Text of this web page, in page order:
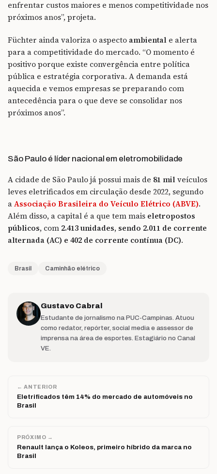
enfrentar custos maiores e menos competitividade nos
próximos anos”, projeta.
Füchter ainda valoriza o aspecto ambiental e alerta
para a competitividade do mercado. “O momento é
positivo porque existe convergência entre política
pública e estratégia corporativa. A demanda está
aquecida e vemos empresas se preparando com
antecedência para o que deve se consolidar nos
próximos anos”.
São Paulo é líder nacional em eletromobilidade
A cidade de São Paulo já possui mais de 81 milveículos
leves eletrificados em circulação desde 2022, segundo
aAssociação Brasileira do Veículo Elétrico (ABVE).
Além disso, a capital é a que tem mais eletropostos
públicos, com 2.413 unidades, sendo 2.011 de corrente
alternada (AC) e 402 de corrente contínua (DC).
Brasil Caminhão elétrico
Gustavo Cabral
Estudante de jornalismo na PUC-Campinas. Atuou
como redator, repórter, social media e assessor de
imprensa na área de esportes. Estagiário no Canal
VE.
← ANTERIOR
Eletrificados têm 14% do mercado de automóveis no
Brasil
PRÓXIMO →
Renault lança o Koleos, primeiro híbrido da marca no
Brasil